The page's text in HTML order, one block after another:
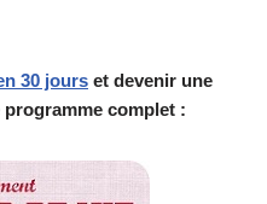
30 jours et devenir une
complet :